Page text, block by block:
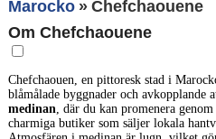
Marocko
Chefchaouene
Om Chefchaouene
Chefchaouen, en pittoresk stad i
blåmålade byggnader och avkopplande
medinan, där du kan promenera
charmiga butiker som säljer lokala